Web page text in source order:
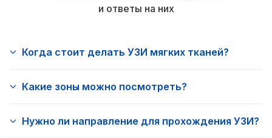
и ответы на них
Когда стоит делать УЗИ мягких тканей?
Какие зоны можно посмотреть?
Нужно ли направление для прохождения УЗИ?